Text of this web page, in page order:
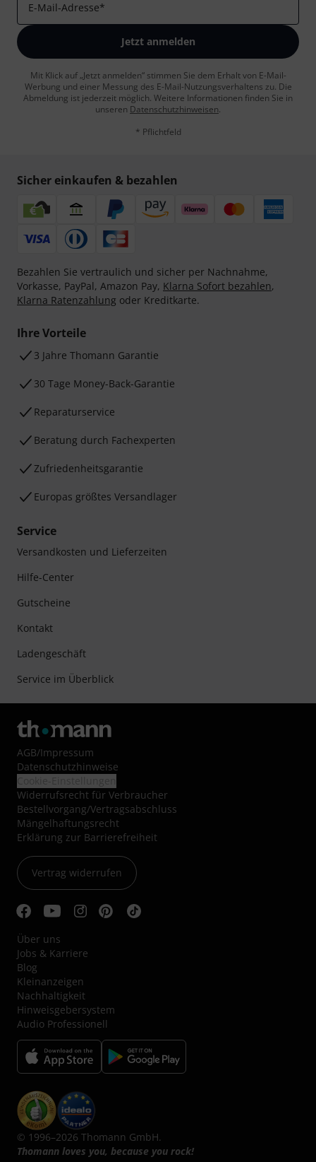
E-Mail-Adresse*
Jetzt anmelden
Mit Klick auf „Jetzt anmelden“ stimmen Sie dem Erhalt von E-Mail-
Werbung und einer Messung des E-Mail-Nutzungsverhaltens zu. Die
Abmeldung ist jederzeit möglich. Weitere Informationen finden Sie in
unseren Datenschutzhinweisen.
* Pflichtfeld
Sicher einkaufen & bezahlen
Bezahlen Sie vertraulich und sicher per Nachnahme,
Vorkasse, PayPal, Amazon Pay, Klarna Sofort bezahlen,
Klarna Ratenzahlung oder Kreditkarte.
Ihre Vorteile
3 Jahre Thomann Garantie
30 Tage Money-Back-Garantie
Reparaturservice
Beratung durch Fachexperten
Zufriedenheitsgarantie
Europas größtes Versandlager
Service
Versandkosten und Lieferzeiten
Hilfe-Center
Gutscheine
Kontakt
Ladengeschäft
Service im Überblick
AGB/Impressum
Datenschutzhinweise
Widerrufsrecht für Verbraucher
Bestellvorgang/Vertragsabschluss
Mängelhaftungsrecht
Erklärung zur Barrierefreiheit
Vertrag widerrufen
Über uns
Jobs & Karriere
Blog
Kleinanzeigen
Nachhaltigkeit
Hinweisgebersystem
Audio Professionell
© 1996–2026 Thomann GmbH.
Thomann loves you, because you rock!